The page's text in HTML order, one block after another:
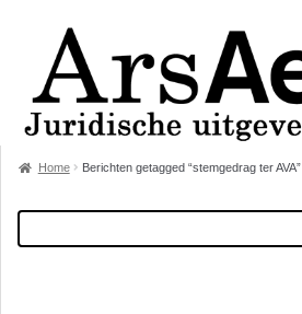
Home Berichten getagged “stemgedrag ter AVA”